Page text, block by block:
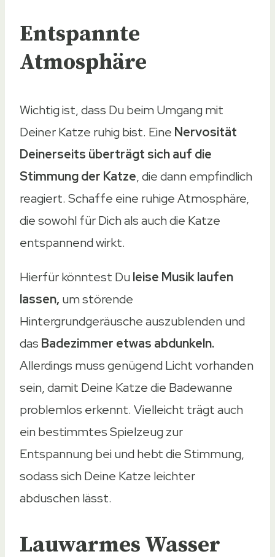
Entspannte
Atmosphäre
Wichtig ist, dass Du beim Umgang mit
Deiner Katze ruhig bist. Eine Nervosität
Deinerseits überträgt sich auf die
Stimmung der Katze, die dann empfindlich
reagiert. Schaffe eine ruhige Atmosphäre,
die sowohl für Dich als auch die Katze
entspannend wirkt.
Hierfür könntest Duleise Musik laufen
lassen, um störende
Hintergrundgeräusche auszublenden und
das Badezimmer etwas abdunkeln.
Allerdings muss genügend Licht vorhanden
sein, damit Deine Katze die Badewanne
problemlos erkennt. Vielleicht trägt auch
ein bestimmtes Spielzeug zur
Entspannung bei und hebt die Stimmung,
sodass sich Deine Katze leichter
abduschen lässt.
Lauwarmes Wasser